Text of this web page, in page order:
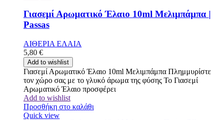
Γιασεμί Αρωματικό Έλαιο 10ml Μελιμπάμπα |
Passas
ΑΙΘΕΡΙΑ ΕΛΑΙΑ
5,80 €
Add to wishlist
Γιασεμί Αρωματικό Έλαιο 10ml Μελιμπάμπα Πλημμυρίστε
τον χώρο σας με το γλυκό άρωμα της φύσης Το Γιασεμί
Αρωματικό Έλαιο προσφέρει
Add to wishlist
Προσθήκη στο καλάθι
Quick view